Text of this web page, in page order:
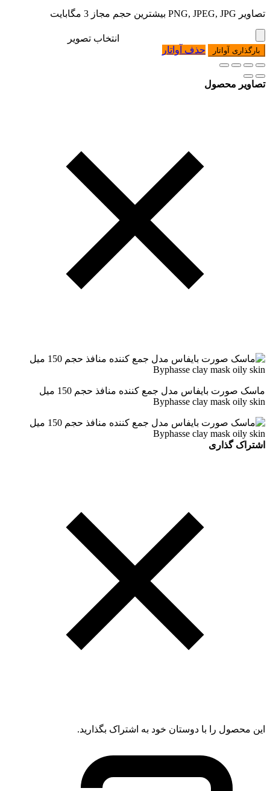
تصاویر PNG, JPEG, JPG بیشترین حجم مجاز 3 مگابایت
انتخاب تصویر
بارگذاری آواتار حذف آواتار
تصاویر محصول
ماسک صورت بایفاس مدل جمع کننده منافذ حجم 150 میل
Byphasse clay mask oily skin
اشتراک گذاری
این محصول را با دوستان خود به اشتراک بگذارید.